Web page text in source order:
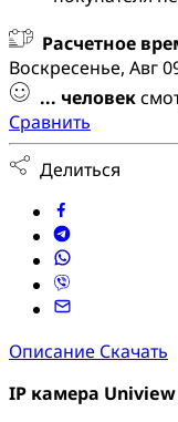
Расчетное
Воскресенье, Авг
... человек
Сравнить
Делиться
Описание Скачать
IP камера Uniview